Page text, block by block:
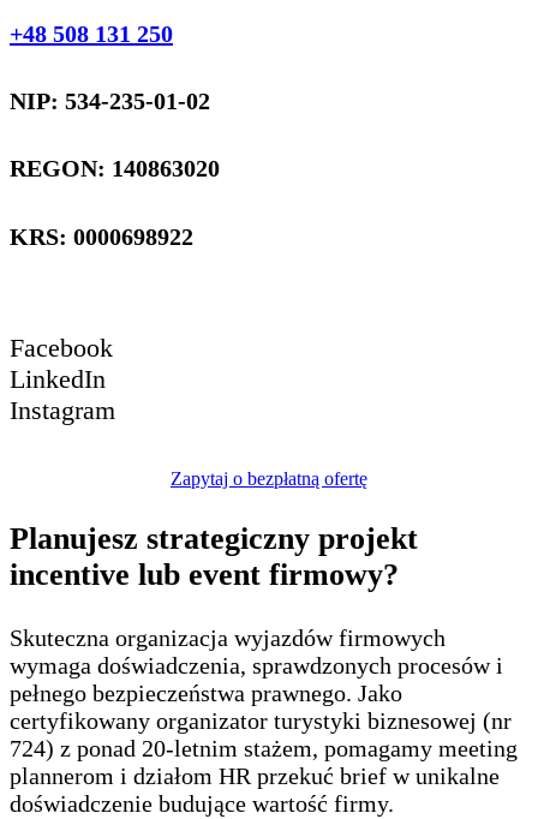
+48 508 131 250
NIP: 534-235-01-02
REGON: 140863020
KRS: 0000698922
Facebook
LinkedIn
Instagram
Zapytaj o bezpłatną ofertę
Planujesz strategiczny projekt
incentive lub event firmowy?
Skuteczna organizacja wyjazdów firmowych
wymaga doświadczenia, sprawdzonych procesów i
pełnego bezpieczeństwa prawnego. Jako
certyfikowany organizator turystyki biznesowej (nr
724) z ponad 20-letnim stażem, pomagamy meeting
plannerom i działom HR przekuć brief w unikalne
doświadczenie budujące wartość firmy.